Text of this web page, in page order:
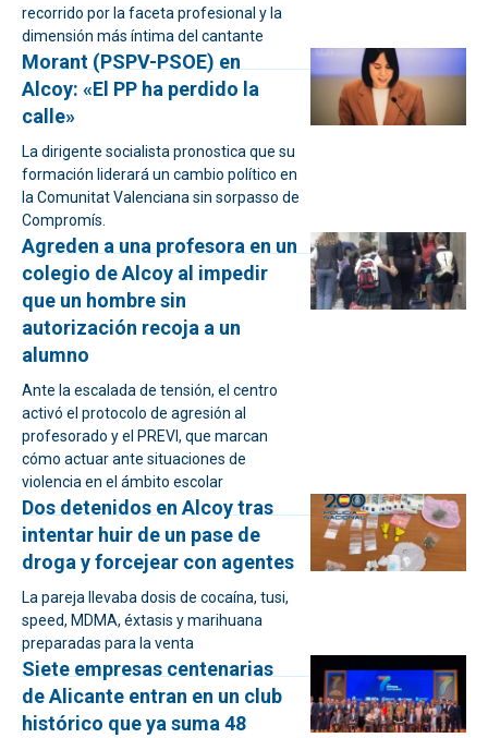
recorrido por la faceta profesional y la
dimensión más íntima del cantante
Morant (PSPV-PSOE) en
Alcoy: «El PP ha perdido la
calle»
La dirigente socialista pronostica que su
formación liderará un cambio político en
la Comunitat Valenciana sin sorpasso de
Compromís.
Agreden a una profesora en un
colegio de Alcoy al impedir
que un hombre sin
autorización recoja a un
alumno
Ante la escalada de tensión, el centro
activó el protocolo de agresión al
profesorado y el PREVI, que marcan
cómo actuar ante situaciones de
violencia en el ámbito escolar
Dos detenidos en Alcoy tras
intentar huir de un pase de
droga y forcejear con agentes
La pareja llevaba dosis de cocaína, tusi,
speed, MDMA, éxtasis y marihuana
preparadas para la venta
Siete empresas centenarias
de Alicante entran en un club
histórico que ya suma 48